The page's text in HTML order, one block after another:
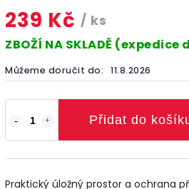
239 Kč / ks
ZBOŽÍ NA SKLADĚ
Můžeme doručit do: 11.8.2026
Přidat do
Praktický úložný prostor a ochrana